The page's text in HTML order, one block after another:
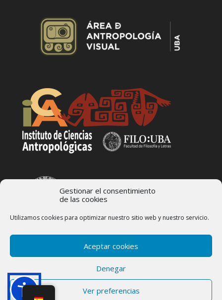
Gestionar el consentimiento
de las cookies
Utilizamos cookies para optimizar nuestro sitio web y nuestro servicio.
Aceptar cookies
Denegar
Ver preferencias
Area de Antropologia Visual ©2008-2025 Instituto de Ciencias
Antropológicas- Universidad de Buenos Aires | Desarrollado por